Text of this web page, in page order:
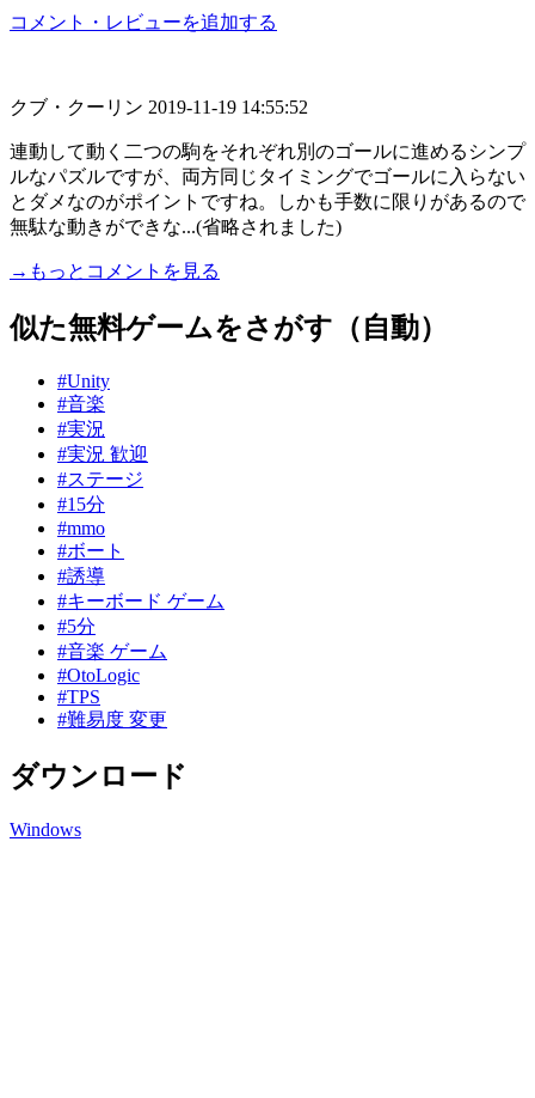
コメント・レビューを追加する
クブ・クーリン 2019-11-19 14:55:52
連動して動く二つの駒をそれぞれ別のゴールに進めるシンプ
ルなパズルですが、両方同じタイミングでゴールに入らない
とダメなのがポイントですね。しかも手数に限りがあるので
無駄な動きができな...(省略されました)
→もっとコメントを見る
似た無料ゲームをさがす（自動）
#Unity
#音楽
#実況
#実況 歓迎
#ステージ
#15分
#mmo
#ボート
#誘導
#キーボード ゲーム
#5分
#音楽 ゲーム
#OtoLogic
#TPS
#難易度 変更
ダウンロード
Windows